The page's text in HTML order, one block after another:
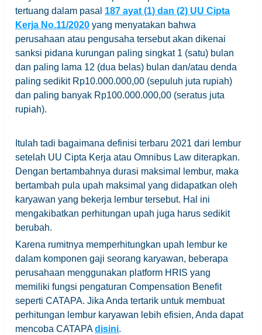
tertuang dalam pasal 187 ayat (1) dan (2) UU Cipta
Kerja No.11/2020 yang menyatakan bahwa
perusahaan atau pengusaha tersebut akan dikenai
sanksi pidana kurungan paling singkat 1 (satu) bulan
dan paling lama 12 (dua belas) bulan dan/atau denda
paling sedikit Rp10.000.000,00 (sepuluh juta rupiah)
dan paling banyak Rp100.000.000,00 (seratus juta
rupiah).
Itulah tadi bagaimana definisi terbaru 2021 dari lembur
setelah UU Cipta Kerja atau Omnibus Law diterapkan.
Dengan bertambahnya durasi maksimal lembur, maka
bertambah pula upah maksimal yang didapatkan oleh
karyawan yang bekerja lembur tersebut. Hal ini
mengakibatkan perhitungan upah juga harus sedikit
berubah.
Karena rumitnya memperhitungkan upah lembur ke
dalam komponen gaji seorang karyawan, beberapa
perusahaan menggunakan platform HRIS yang
memiliki fungsi pengaturan Compensation Benefit
seperti CATAPA. Jika Anda tertarik untuk membuat
perhitungan lembur karyawan lebih efisien, Anda dapat
mencoba CATAPAdisini.